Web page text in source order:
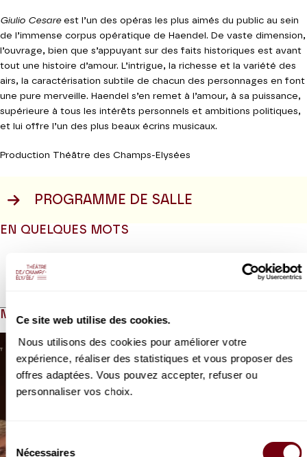
Ce site web utilise des cookies.
Nous utilisons des cookies pour améliorer votre
expérience, réaliser des statistiques et vous proposer des
offres adaptées. Vous pouvez accepter, refuser ou
personnaliser vos choix.
Sélection
Nécessaires
Giulio Cesareest l’un des opéras les plus aimés du public au sein
de l’immense corpus opératique de Haendel. De vaste dimension,
l’ouvrage, bien que s’appuyant sur des faits historiques est avant
tout une histoire d’amour. L’intrigue, la richesse et la variété des
airs, la caractérisation subtile de chacun des personnages en font
une pure merveille. Haendel s’en remet à l’amour, à sa puissance,
supérieure à tous les intérêts personnels et ambitions politiques,
et lui offre l’un des plus beaux écrins musicaux.
Production Théâtre des Champs-Elysées
PROGRAMME DE SALLE
EN QUELQUES MOTS
MÉDIAS HORS-CHAMPS
Modifier la slide de ce carousel modifiera également la